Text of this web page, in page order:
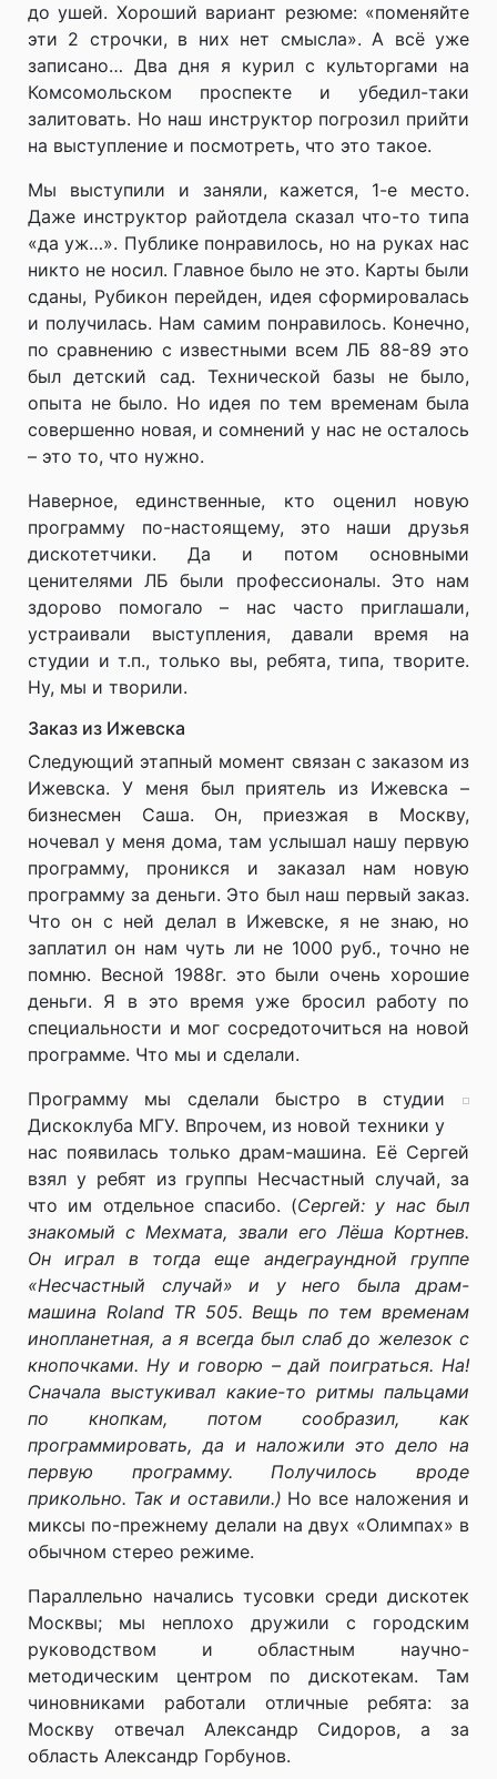
до ушей. Хороший вариант резюме: «поменяйте
эти 2 строчки, в них нет смысла». А всё уже
записано… Два дня я курил с культоргами на
Комсомольском проспекте и убедил-таки
залитовать. Но наш инструктор погрозил прийти
на выступление и посмотреть, что это такое.
Мы выступили и заняли, кажется, 1-е место.
Даже инструктор райотдела сказал что-то типа
«да уж…». Публике понравилось, но на руках нас
никто не носил. Главное было не это. Карты были
сданы, Рубикон перейден, идея сформировалась
и получилась. Нам самим понравилось. Конечно,
по сравнению с известными всем ЛБ 88-89 это
был детский сад. Технической базы не было,
опыта не было. Но идея по тем временам была
совершенно новая, и сомнений у нас не осталось
– это то, что нужно.
Наверное, единственные, кто оценил новую
программу по-настоящему, это наши друзья
дискотетчики. Да и потом основными
ценителями ЛБ были профессионалы. Это нам
здорово помогало – нас часто приглашали,
устраивали выступления, давали время на
студии и т.п., только вы, ребята, типа, творите.
Ну, мы и творили.
Заказ из Ижевска
Следующий этапный момент связан с заказом из
Ижевска. У меня был приятель из Ижевска –
бизнесмен Саша. Он, приезжая в Москву,
ночевал у меня дома, там услышал нашу первую
программу, проникся и заказал нам новую
программу за деньги. Это был наш первый заказ.
Что он с ней делал в Ижевске, я не знаю, но
заплатил он нам чуть ли не 1000 руб., точно не
помню. Весной 1988г. это были очень хорошие
деньги. Я в это время уже бросил работу по
специальности и мог сосредоточиться на новой
программе. Что мы и сделали.
Программу мы сделали быстро в студии
Дискоклуба МГУ. Впрочем, из новой техники у
нас появилась только драм-машина. Её Сергей
взял у ребят из группы Несчастный случай, за
что им отдельное спасибо. (Сергей: у нас был
знакомый с Мехмата, звали его Лёша Кортнев.
Он играл в тогда еще андеграундной группе
«Несчастный случай» и у него была драм-
машина Roland TR 505. Вещь по тем временам
инопланетная, а я всегда был слаб до железок с
кнопочками. Ну и говорю – дай поиграться. На!
Сначала выстукивал какие-то ритмы пальцами
по кнопкам, потом сообразил, как
программировать, да и наложили это дело на
первую программу. Получилось вроде
прикольно. Так и оставили.) Но все наложения и
миксы по-прежнему делали на двух «Олимпах» в
обычном стерео режиме.
Параллельно начались тусовки среди дискотек
Москвы; мы неплохо дружили с городским
руководством и областным научно-
методическим центром по дискотекам. Там
чиновниками работали отличные ребята: за
Москву отвечал Александр Сидоров, а за
область Александр Горбунов.